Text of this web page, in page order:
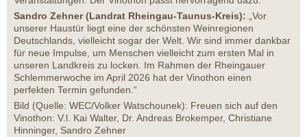
Sandro Zehner (Landrat Rheingau-Taunus-Kreis): „Vor
unserer Haustür liegt eine der schönsten Weinregionen
Deutschlands, vielleicht sogar der Welt. Wir sind immer dankbar
für neue Impulse, um Menschen vielleicht zum ersten Mal in
unseren Landkreis zu locken. Im Rahmen der Rheingauer
Schlemmerwoche im April 2026 hat der Vinothon einen
perfekten Termin gefunden.“
Bild (Quelle: WEC/Volker Watschounek): Freuen sich auf den
Vinothon: V.l. Kai Walter, Dr. Andreas Brokemper, Christiane
Hinninger, Sandro Zehner